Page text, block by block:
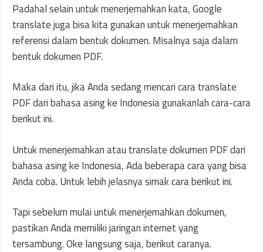
Padahal selain untuk menerjemahkan kata, Google
translate juga bisa kita gunakan untuk menerjemahkan
referensi dalam bentuk dokumen. Misalnya saja dalam
bentuk dokumen PDF.
Maka dari itu, jika Anda sedang mencari cara translate
PDF dari bahasa asing ke Indonesia gunakanlah cara-cara
berikut ini.
Untuk menerjemahkan atau translate dokumen PDF dari
bahasa asing ke Indonesia, Ada beberapa cara yang bisa
Anda coba. Untuk lebih jelasnya simak cara berikut ini.
Tapi sebelum mulai untuk menerjemahkan dokumen,
pastikan Anda memiliki jaringan internet yang
tersambung. Oke langsung saja, berikut caranya.